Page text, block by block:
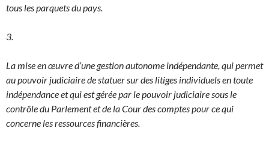
tous les parquets du pays.
3.
La mise en œuvre d’une gestion autonome indépendante, qui permet
au pouvoir judiciaire de statuer sur des litiges individuels en toute
indépendance et qui est gérée par le pouvoir judiciaire sous le
contrôle du Parlement et de la Cour des comptes pour ce qui
concerne les ressources financières.